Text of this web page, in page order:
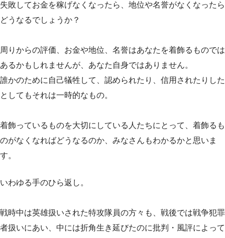
失敗してお金を稼げなくなったら、地位や名誉がなくなったら
どうなるでしょうか？
周りからの評価、お金や地位、名誉はあなたを着飾るものでは
あるかもしれませんが、あなた自身ではありません。
誰かのために自己犠牲して、認められたり、信用されたりした
としてもそれは一時的なもの。
着飾っているものを大切にしている人たちにとって、着飾るも
のがなくなればどうなるのか、みなさんもわかるかと思いま
す。
いわゆる手のひら返し。
戦時中は英雄扱いされた特攻隊員の方々も、戦後では戦争犯罪
者扱いにあい、中には折角生き延びたのに批判・風評によって